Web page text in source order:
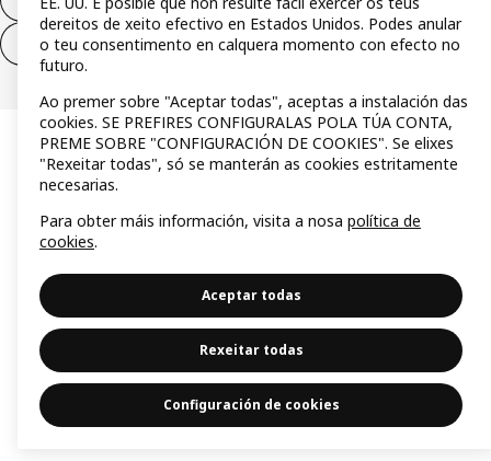
Desistimento de só servizos
dereitos de xeito efectivo en Estados Unidos. Podes anular
o teu consentimento en calquera momento con efecto no
futuro.
Ao premer sobre "Aceptar todas", aceptas a instalación das
cookies. SE PREFIRES CONFIGURALAS POLA TÚA CONTA,
PREME SOBRE "CONFIGURACIÓN DE COOKIES". Se elixes
"Rexeitar todas", só se manterán as cookies estritamente
necesarias.
Para obter máis información, visita a nosa política de
cookies.
Aceptar todas
Rexeitar todas
Configuración de cookies